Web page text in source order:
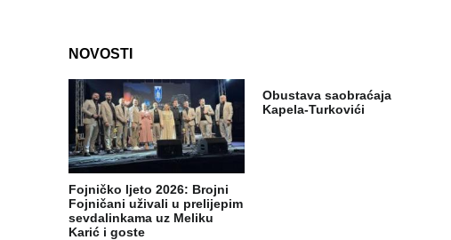
NOVOSTI
Fojničko ljeto 2026: Brojni
Fojničani uživali u prelijepim
sevdalinkama uz Meliku
Karić i goste
Obustava saobraćaja
Kapela-Turkovići